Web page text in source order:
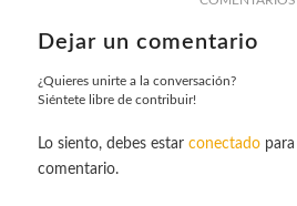
Dejar un comentario
¿Quieres unirte a la conversación?
Siéntete libre de contribuir!
Lo siento, debes estar conectadopara
comentario.